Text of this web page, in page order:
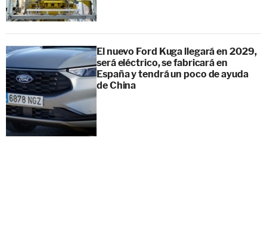
El nuevo Ford Kuga llegará en 2029,
será eléctrico, se fabricará en
España y tendrá un poco de ayuda
de China